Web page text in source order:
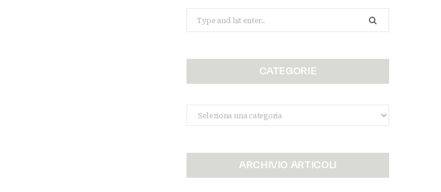
for:
CATEGORIE
Categorie
ARCHIVIO ARTICOLI